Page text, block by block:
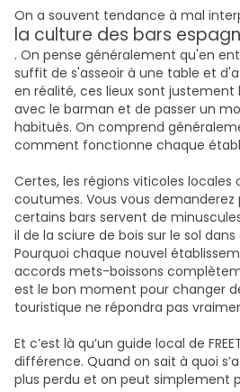
On a souvent tendance à mal
la culture des bars
. On pense généralement qu'en
suffit de s'asseoir à une table et
en réalité, ces lieux sont
avec le barman et de passer un
habitués. On comprend
comment fonctionne chaque
Certes, les régions viticoles locales
coutumes. Vous vous
certains bars servent de
il de la sciure de bois sur le sol
Pourquoi chaque nouvel
accords mets-boissons
est le bon moment pour changer
touristique ne répondra pas
Et c’est là qu’un guide local de
différence. Quand on sait à quoi
plus perdu et on peut simplement